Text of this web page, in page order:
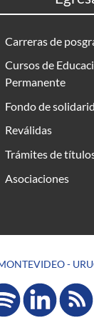
Carreras de
Cursos de
Permanente
Fondo de
Reválidas
Trámites de
Asociaciones
-